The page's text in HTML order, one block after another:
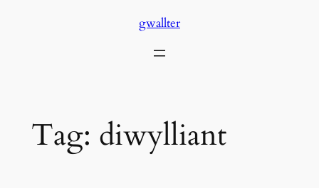
gwallter
Tag: diwylliant